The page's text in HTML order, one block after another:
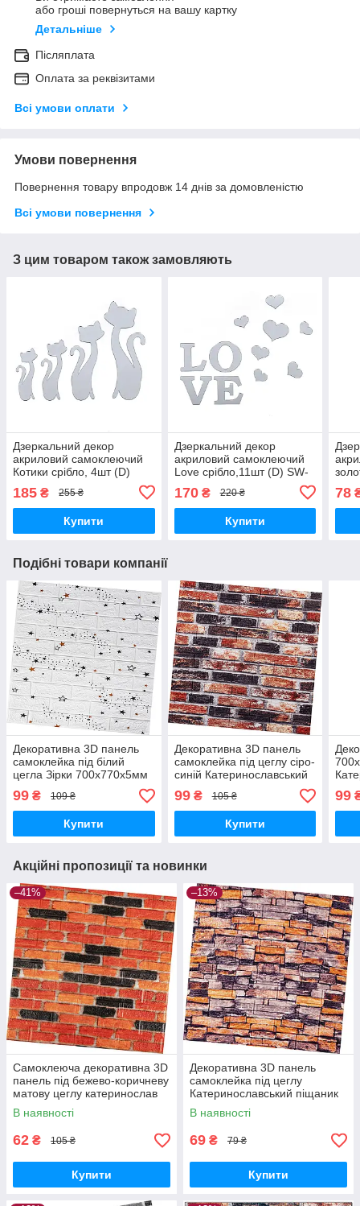
або гроші повернуться на вашу картку
Детальніше
Післяплата
Оплата за реквізитами
Всі умови оплати
Умови повернення
Повернення товару впродовж 14 днів за домовленістю
Всі умови повернення
З цим товаром також замовляють
Дзеркальний декор
акриловий самоклеючий
Котики срібло, 4шт (D)
185 ₴ 255 ₴
Купити
Дзеркальний декор
акриловий самоклеючий
Love срібло,11шт (D) SW-
170₴ 220 ₴
Купити
78
Подібні товари компанії
Декоративна 3D панель
самоклейка під білий
цегла Зірки 700х770х5мм
(021) SW-00000086
99 ₴ 109 ₴
Купити
Декоративна 3D панель
самоклейка під цеглу сіро-
синій Катеринославський
700х770х5мм (048) SW-
00000027
99₴ 105 ₴
Купити
99
Акційні пропозиції та новинки
–41%
Самоклеюча декоративна 3D
панель під бежево-коричневу
матову цеглу катеринослав
700х770х5мм (047M) SW-
00000636
В наявності
62 ₴ 105 ₴
Купити
–13%
Декоративна 3D панель
самоклейка під цеглу
Катеринославський піщаник
700х770х3мм (045-3) SW-
00000692
В наявності
69 ₴ 79 ₴
Купити